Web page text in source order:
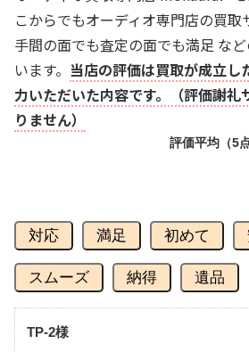
こからでもオーディオ専門店の買取
手間の面でも査定の面でも満足 な
います。 当店の評価は買取が成立し
力いただいた内容です。（評価謝礼
りません）
評価平均（5
対応 満足 初めて
スムーズ 納得 遺品
TP-2様